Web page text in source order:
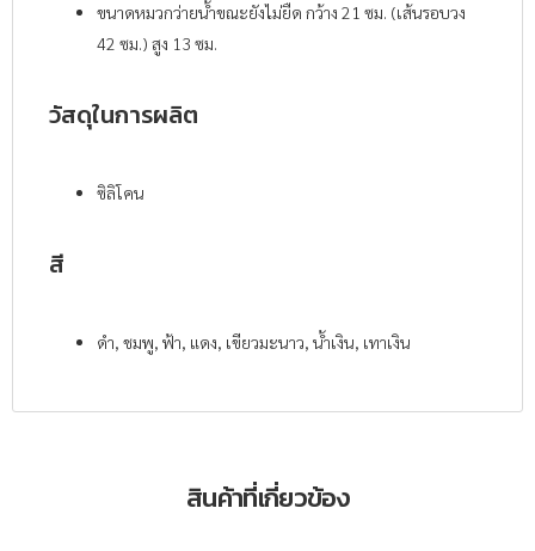
ขนาดหมวกว่ายน้ำขณะยังไม่ยืด กว้าง 21 ซม. (เส้นรอบวง
42 ซม.) สูง 13 ซม.
วัสดุในการผลิต
ซิลิโคน
สี
ดำ, ชมพู, ฟ้า, แดง, เขียวมะนาว, น้ำเงิน, เทาเงิน
สินค้าที่เกี่ยวข้อง